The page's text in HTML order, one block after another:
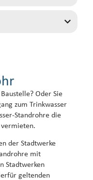
Oder Sie
zum Trinkwasser
Standrohre die
vermieten.
der Stadtwerke
mit
Stadtwerken
geltenden